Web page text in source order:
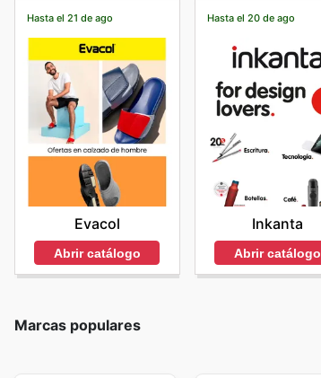
Hasta el 21 de ago
Evacol
Abrir catálogo
Hasta el 20 de ago
Inkanta
Abrir catálogo
Marcas populares